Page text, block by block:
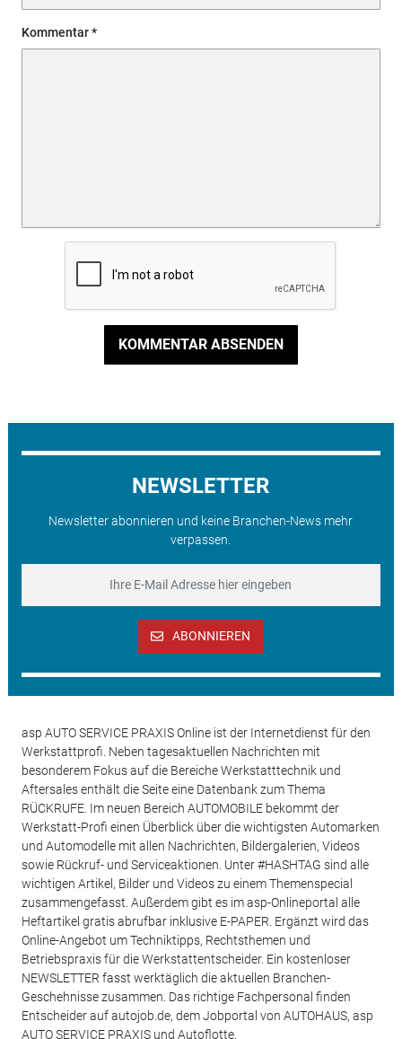
Kommentar
KOMMENTAR ABSENDEN
NEWSLETTER
Newsletter abonnieren und keine Branchen-News mehr
verpassen.
ABONNIEREN
asp AUTO SERVICE PRAXIS Online ist der Internetdienst für den
Werkstattprofi. Neben tagesaktuellen Nachrichten mit
besonderem Fokus auf die Bereiche Werkstatttechnik und
Aftersales enthält die Seite eine Datenbank zum Thema
RÜCKRUFE. Im neuen Bereich AUTOMOBILE bekommt der
Werkstatt-Profi einen Überblick über die wichtigsten Automarken
und Automodelle mit allen Nachrichten, Bildergalerien, Videos
sowie Rückruf- und Serviceaktionen. Unter #HASHTAG sind alle
wichtigen Artikel, Bilder und Videos zu einem Themenspecial
zusammengefasst. Außerdem gibt es im asp-Onlineportal alle
Heftartikel gratis abrufbar inklusive E-PAPER. Ergänzt wird das
Online-Angebot um Techniktipps, Rechtsthemen und
Betriebspraxis für die Werkstattentscheider. Ein kostenloser
NEWSLETTER fasst werktäglich die aktuellen Branchen-
Geschehnisse zusammen. Das richtige Fachpersonal finden
Entscheider auf autojob.de, dem Jobportal von AUTOHAUS, asp
AUTO SERVICE PRAXIS und Autoflotte.